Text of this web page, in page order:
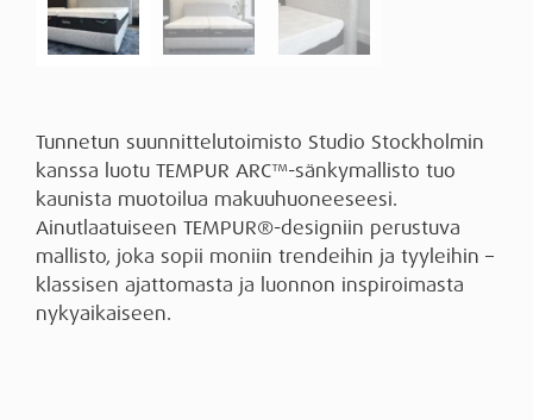
Tunnetun suunnittelutoimisto Studio Stockholmin
kanssa luotu TEMPUR ARC™-sänkymallisto tuo
kaunista muotoilua makuuhuoneeseesi.
Ainutlaatuiseen TEMPUR®-designiin perustuva
mallisto, joka sopii moniin trendeihin ja tyyleihin –
klassisen ajattomasta ja luonnon inspiroimasta
nykyaikaiseen.